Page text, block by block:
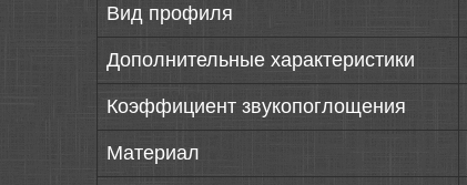
Вид профиля
Дополнительные характеристики
Коэффициент звукопоглощения
Материал